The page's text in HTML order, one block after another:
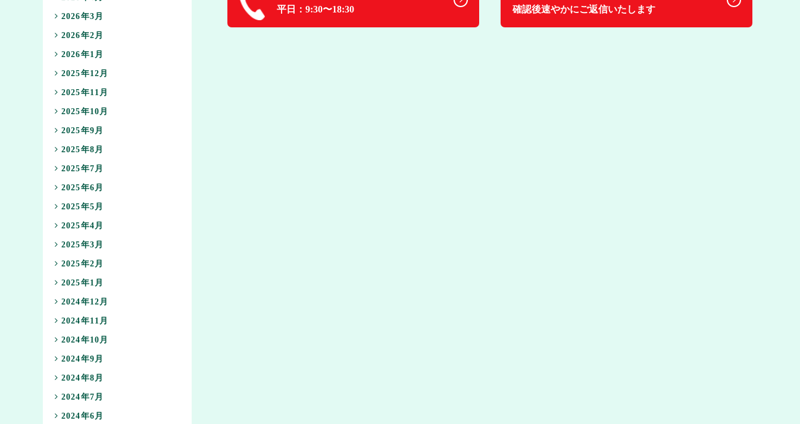
平日：9:30〜18:30 確認後速やかにご返信いたします
2026年3月
2026年2月
2026年1月
2025年12月
2025年11月
2025年10月
2025年9月
2025年8月
2025年7月
2025年6月
2025年5月
2025年4月
2025年3月
2025年2月
2025年1月
2024年12月
2024年11月
2024年10月
2024年9月
2024年8月
2024年7月
2024年6月